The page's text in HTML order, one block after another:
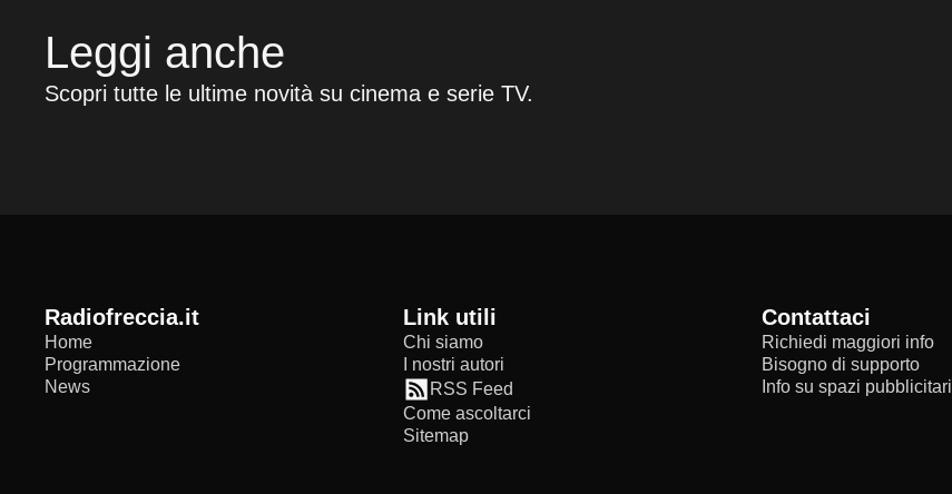
Leggi anche
Scopri tutte le ultime novità su cinema e serie TV.
radiofreccia.it
Home
Programmazione
News
Link utili
Chi siamo
I nostri autori
RSS Feed
Come ascoltarci
Sitemap
Contattaci
Richiedi maggiori info
Bisogno di supporto
Info su spazi pubblicitari